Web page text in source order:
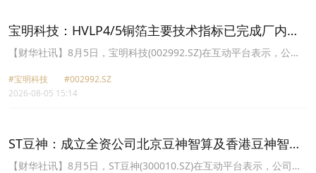
阶段，逐步转向更重视企业盈利兑现能力的新阶段。 AI基础建设、资
料中心、记忆体、高阶零组件及相关供应链投资需求依然稳健，但投
资者如今更重视企业订单增长、定价能力、盈利韧性及财测支持。在
较依赖热门题材推动的公司更具优势。曾敏前指出，日本企业持续在
AI价值链中占据重要地位，包括记忆体与储存装置、先进载板、被动
期大幅上涨后，对过度拥挤部位重新平衡，而非反映终端需求趋势反
转。
宝明科技：HVLP4/5铜箔主要技术指标已完成厂内验
证 正布局向下游客户送样
【财华社讯】8月5日，宝明科技(002992.SZ)在互动平台表示，公司
指标已完成厂内验证，正布局向下游客户送样，但送样及客户验证周
期较长，且客户验证结果存在不确定性，敬请投资者注意投资风险。
#宝明科技
#002992.SZ
2026-08-05 15:14
ST豆神：成立全资公司北京豆神智算及香港豆神智算
正积极开拓相关业务
【财华社讯】8月5日，ST豆神(300010.SZ)在互动平台表示，公司目